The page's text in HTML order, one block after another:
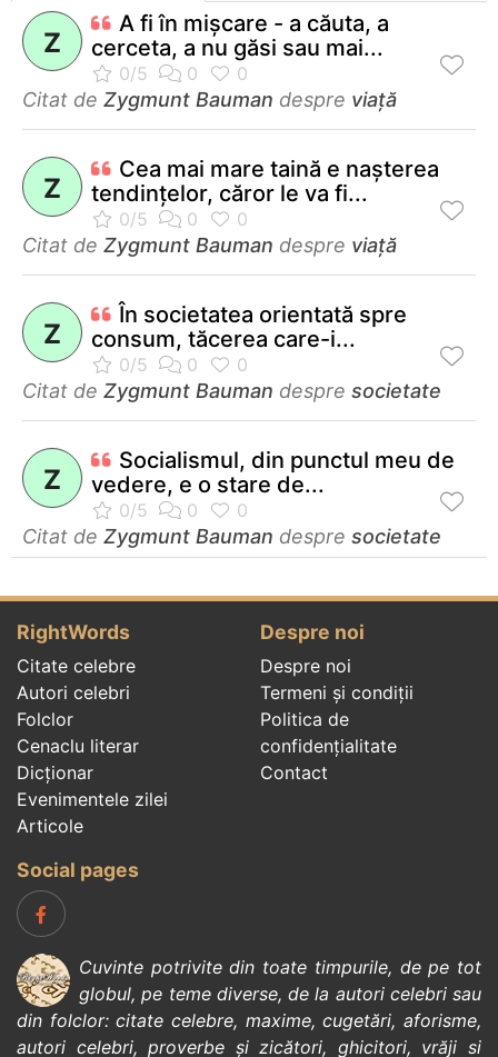
Z
A fi în mişcare - a căuta, a
cerceta, a nu găsi sau mai...
Citat de Zygmunt Bauman despre viață
Z
Cea mai mare taină e naşterea
tendinţelor, căror le va fi...
Citat de Zygmunt Bauman despre viață
Z
În societatea orientată spre
consum, tăcerea care-i...
Citat de Zygmunt Bauman despre societate
Z
Socialismul, din punctul meu de
vedere, e o stare de...
Citat de Zygmunt Bauman despre societate
RightWords
Citate celebre
Autori celebri
Folclor
Cenaclu literar
Dicționar
Evenimentele zilei
Articole
Despre noi
Despre noi
Termeni și condiții
Politica de
confidenţialitate
Contact
Social pages
Cuvinte potrivite din toate timpurile, de pe tot
globul, pe teme diverse, de la autori celebrisau
din folclor:citate celebre, maxime,cugetări,aforisme,
autori celebri,proverbe și zicători, ghicitori, vrăji si